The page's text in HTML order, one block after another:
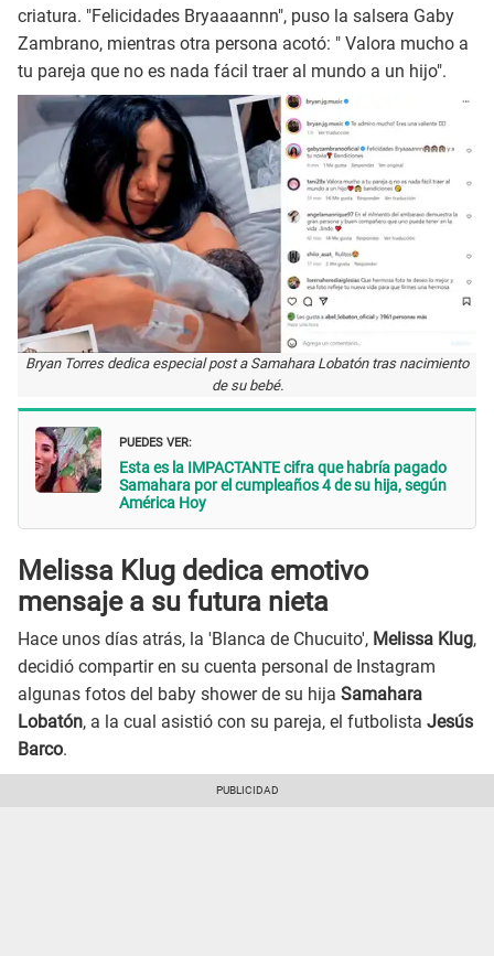
criatura. "Felicidades Bryaaaannn", puso la salsera Gaby
Zambrano, mientras otra persona acotó: " Valora mucho a
tu pareja que no es nada fácil traer al mundo a un hijo".
Bryan Torres dedica especial post a Samahara Lobatón tras nacimiento
de su bebé.
PUEDES VER:
Esta es la IMPACTANTE cifra que habría pagado
Samahara por el cumpleaños 4 de su hija, según
América Hoy
Melissa Klug dedica emotivo
mensaje a su futura nieta
Hace unos días atrás, la 'Blanca de Chucuito', Melissa Klug,
decidió compartir en su cuenta personal de Instagram
algunas fotos del baby shower de su hija Samahara
Lobatón, a la cual asistió con su pareja, el futbolista Jesús
Barco.